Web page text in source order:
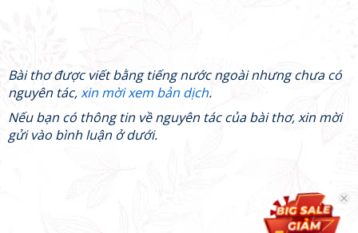
Bài thơ được viết bằng tiếng nước ngoài nhưng chưa có
nguyên tác,xin mời xem bản dịch.
Nếu bạn có thông tin về nguyên tác của bài thơ, xin mời
gửi vào bình luận ở dưới.